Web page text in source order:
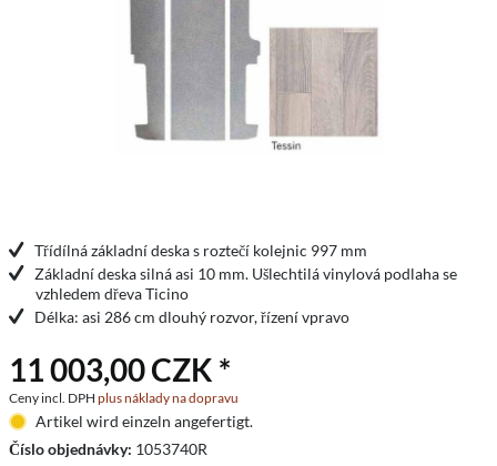
Třídílná základní deska s roztečí kolejnic 997 mm
Základní deska silná asi 10 mm. Ušlechtilá vinylová podlaha se
vzhledem dřeva Ticino
Délka: asi 286 cm dlouhý rozvor, řízení vpravo
11 003,00 CZK *
Ceny incl. DPH plus náklady na dopravu
Artikel wird einzeln angefertigt.
Číslo objednávky: 1053740R